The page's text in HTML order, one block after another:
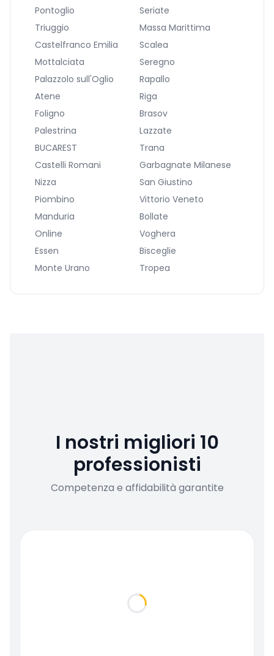
Pontoglio
Seriate
Triuggio
Massa Marittima
Castelfranco Emilia
Scalea
Mottalciata
Seregno
Palazzolo sull'Oglio
Rapallo
Atene
Riga
Foligno
Brasov
Palestrina
Lazzate
BUCAREST
Trana
Castelli Romani
Garbagnate Milanese
Nizza
San Giustino
Piombino
Vittorio Veneto
Manduria
Bollate
Online
Voghera
Essen
Bisceglie
Monte Urano
Tropea
I nostri migliori 10
professionisti
Competenza e affidabilità garantite
Loading...